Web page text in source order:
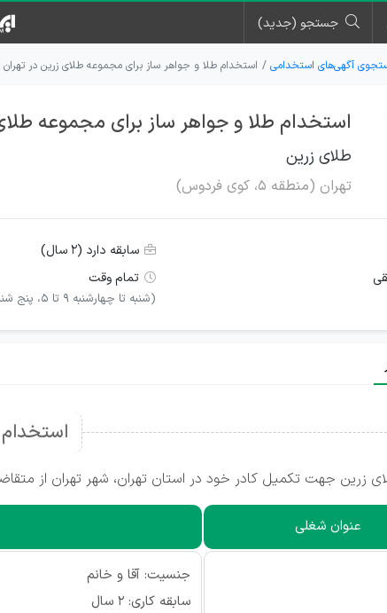
جستجو (جدید)
آگهی‌های استخدامی استخدام طلا و جواهر ساز برای مجموعه طلای زرین در تهران
استخدام طلا و جواهر ساز برای مجموعه
طلای زرین
تهران (منطقه ۵، کوی فردوس)
سابقه دارد (۲ سال)
تمام وقت
(شنبه تا چهارشنبه ۹ تا ۵، پنج شنبه ۹ تا ۲)
زرین جهت تکمیل کادر خود در استان تهران، شهر تهران از
عنوان شغلی
جنسیت: آقا و خانم
سابقه کاری: ۲ سال